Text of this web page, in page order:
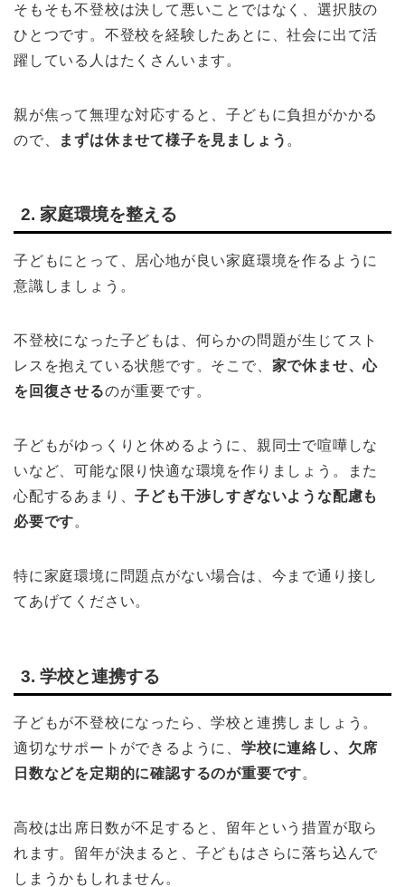
そもそも不登校は決して悪いことではなく、選択肢の
ひとつです。不登校を経験したあとに、社会に出て活
躍している人はたくさんいます。
親が焦って無理な対応すると、子どもに負担がかかる
ので、
まずは休ませて様子を見ましょう 。
2. 家庭環境を整える
子どもにとって、居心地が良い家庭環境を作るように
意識しましょう。
不登校になった子どもは、何らかの問題が生じてスト
レスを抱えている状態です。そこで、 家で休ませ、心
を回復させるのが重要です。
子どもがゆっくりと休めるように、親同士で喧嘩しな
いなど、可能な限り快適な環境を作りましょう。また
心配するあまり、子ども干渉しすぎないような配慮も
必要です。
特に家庭環境に問題点がない場合は、今まで通り接し
てあげてください。
3. 学校と連携する
子どもが不登校になったら、学校と連携しましょう。
適切なサポートができるように、 学校に連絡し、欠席
日数などを定期的に確認するのが重要です。
高校は出席日数が不足すると、留年という措置が取ら
れます。留年が決まると、子どもはさらに落ち込んで
しまうかもしれません。